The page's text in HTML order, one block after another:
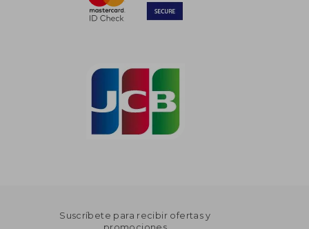
Suscríbete para recibir ofertas y